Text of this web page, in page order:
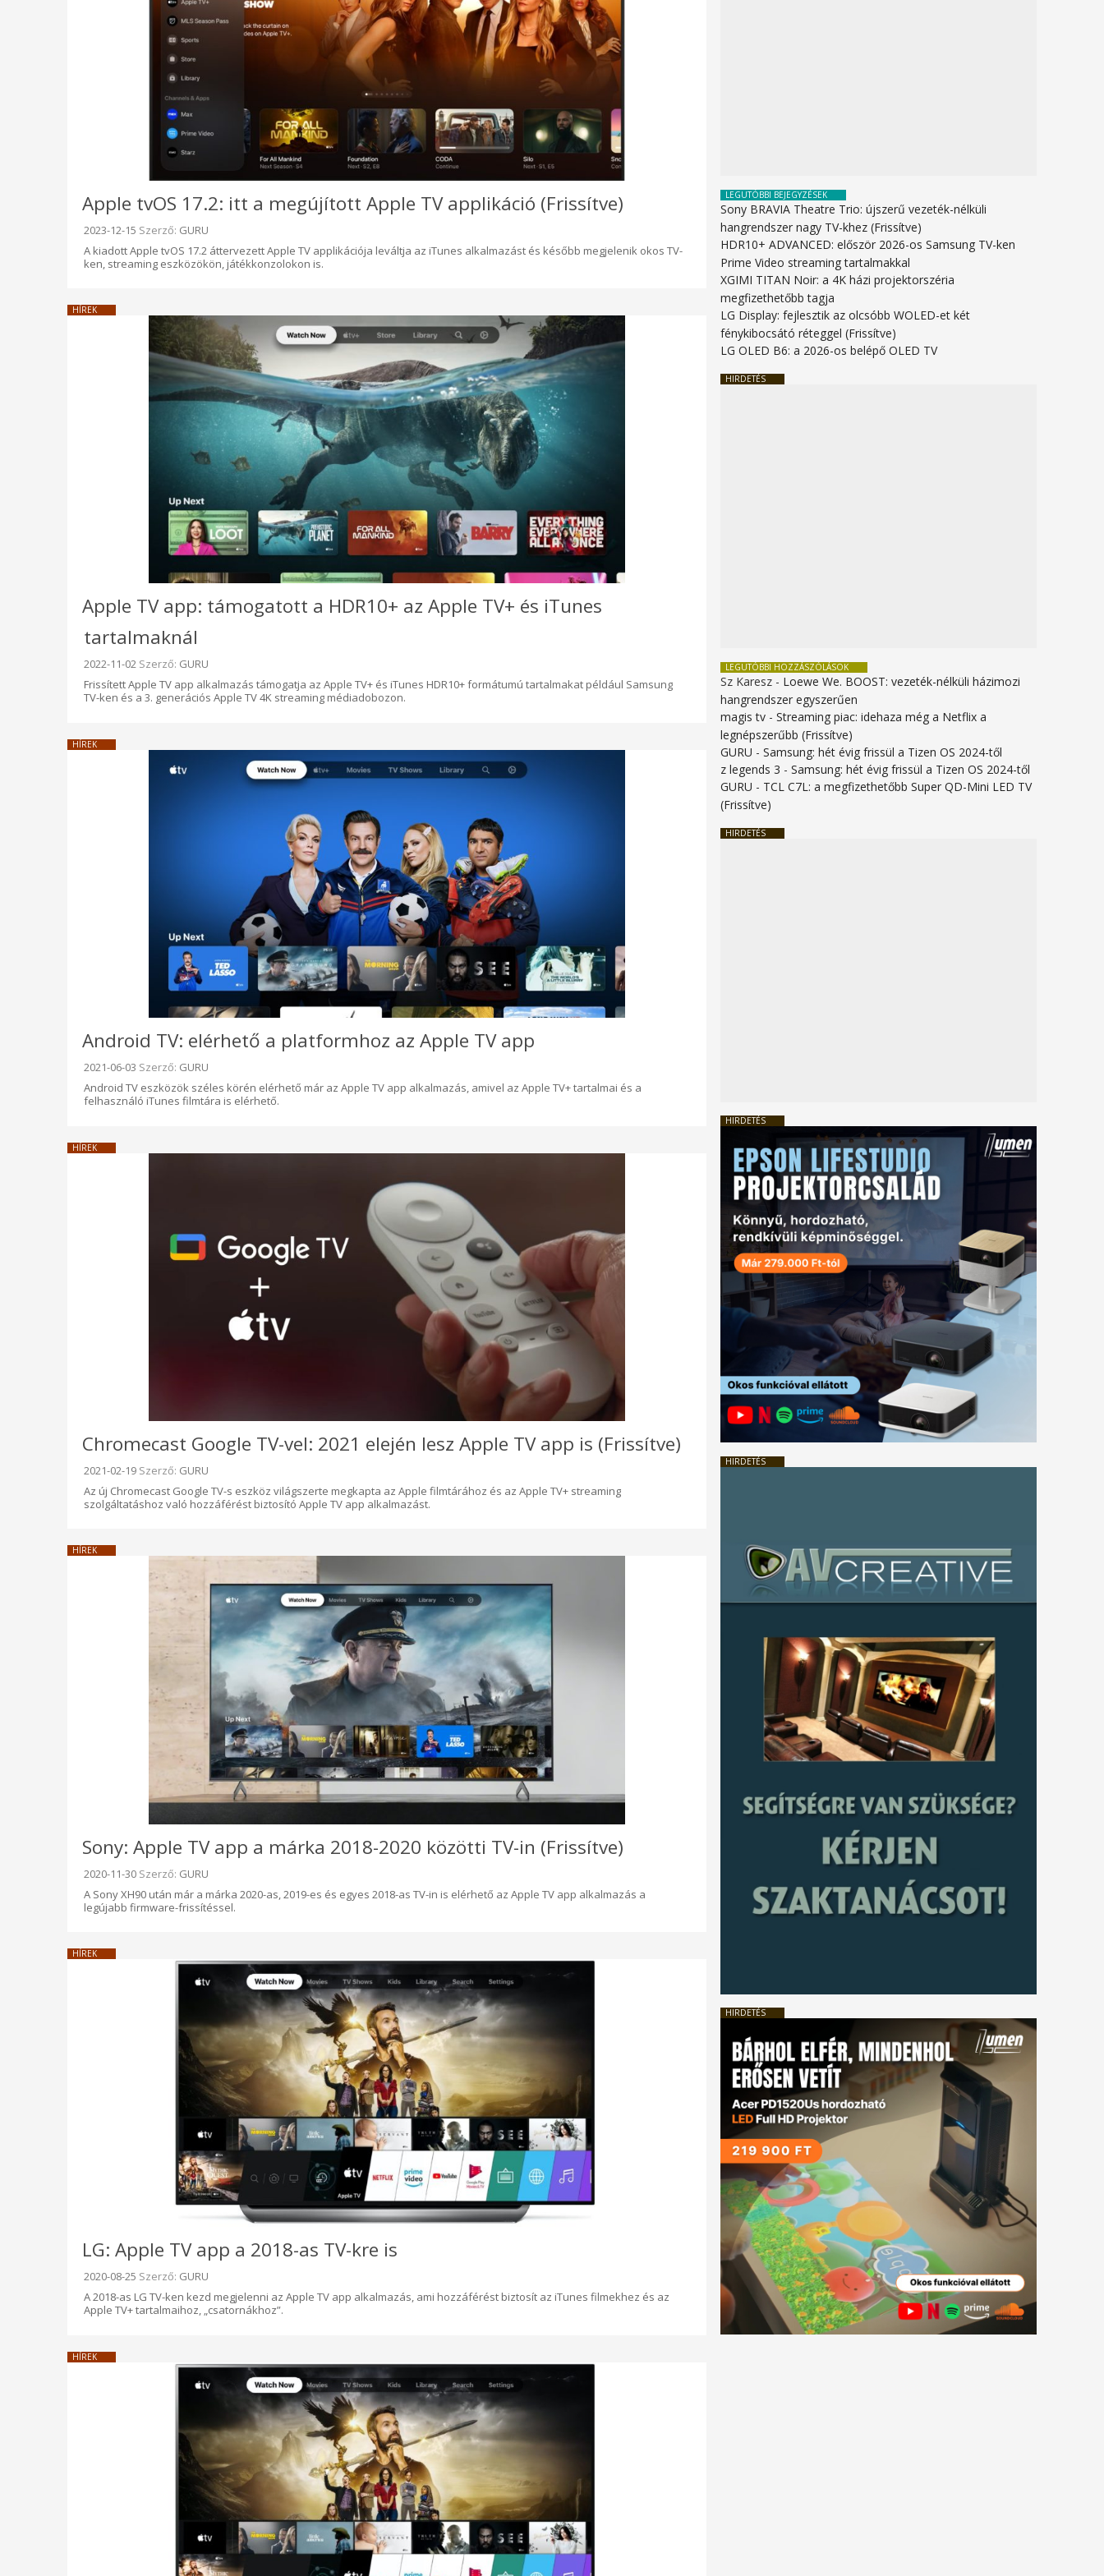
Apple tvOS 17.2: itt a megújított Apple TV applikáció (Frissítve)
Beküldve:
2023-12-15 Szerző: GURU
A kiadott Apple tvOS 17.2 áttervezett Apple TV applikációja leváltja az iTunes alkalmazást és később megjelenik okos TV-
ken, streaming eszközökön, játékkonzolokon is.
HÍREK
Apple TV app: támogatott a HDR10+ az Apple TV+ és iTunes
tartalmaknál
Beküldve:
2022-11-02 Szerző: GURU
Frissített Apple TV app alkalmazás támogatja az Apple TV+ és iTunes HDR10+ formátumú tartalmakat például Samsung
TV-ken és a 3. generációs Apple TV 4K streaming médiadobozon.
HÍREK
Android TV: elérhető a platformhoz az Apple TV app
Beküldve:
2021-06-03 Szerző: GURU
Android TV eszközök széles körén elérhető már az Apple TV app alkalmazás, amivel az Apple TV+ tartalmai és a
felhasználó iTunes filmtára is elérhető.
HÍREK
Chromecast Google TV-vel: 2021 elején lesz Apple TV app is (Frissítve)
Beküldve:
2021-02-19 Szerző: GURU
Az új Chromecast Google TV-s eszköz világszerte megkapta az Apple filmtárához és az Apple TV+ streaming
szolgáltatáshoz való hozzáférést biztosító Apple TV app alkalmazást.
HÍREK
Sony: Apple TV app a márka 2018-2020 közötti TV-in (Frissítve)
Beküldve:
2020-11-30 Szerző: GURU
A Sony XH90 után már a márka 2020-as, 2019-es és egyes 2018-as TV-in is elérhető az Apple TV app alkalmazás a
legújabb firmware-frissítéssel.
HÍREK
LG: Apple TV app a 2018-as TV-kre is
Beküldve:
2020-08-25 Szerző: GURU
A 2018-as LG TV-ken kezd megjelenni az Apple TV app alkalmazás, ami hozzáférést biztosít az iTunes filmekhez és az
Apple TV+ tartalmaihoz, „csatornákhoz”.
HÍREK
LEGUTÓBBI BEJEGYZÉSEK
Sony BRAVIA Theatre Trio: újszerű vezeték-nélküli
hangrendszer nagy TV-khez (Frissítve)
HDR10+ ADVANCED: először 2026-os Samsung TV-ken
Prime Video streaming tartalmakkal
XGIMI TITAN Noir: a 4K házi projektorszéria
megfizethetőbb tagja
LG Display: fejlesztik az olcsóbb WOLED-et két
fénykibocsátó réteggel (Frissítve)
LG OLED B6: a 2026-os belépő OLED TV
HIRDETÉS
LEGUTÓBBI HOZZÁSZÓLÁSOK
Sz Karesz - Loewe We. BOOST: vezeték-nélküli házimozi
hangrendszer egyszerűen
magis tv -Streaming piac: idehaza még a Netflix a
legnépszerűbb (Frissítve)
GURU -Samsung: hét évig frissül a Tizen OS 2024-től
z legends 3 -Samsung: hét évig frissül a Tizen OS 2024-től
GURU - TCL C7L: a megfizethetőbb Super QD-Mini LED TV
(Frissítve)
HIRDETÉS
HIRDETÉS
HIRDETÉS
HIRDETÉS